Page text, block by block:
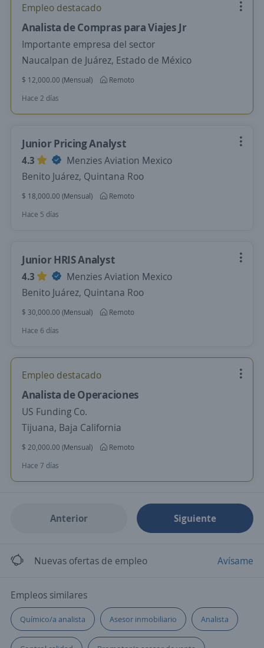
Empleo destacado
Analista de Compras para Viajes Jr
Importante empresa del sector
Naucalpan de Juárez, Estado de México
$ 12,000.00 (Mensual)
Remoto
Hace 2 días
Junior Pricing Analyst
4.3
Menzies Aviation Mexico
Benito Juárez, Quintana Roo
$ 18,000.00 (Mensual)
Remoto
Hace 5 días
Junior HRIS Analyst
4.3
Menzies Aviation Mexico
Benito Juárez, Quintana Roo
$ 30,000.00 (Mensual)
Remoto
Hace 6 días
Empleo destacado
Analista de Operaciones
US Funding Co.
Tijuana, Baja California
$ 20,000.00 (Mensual)
Remoto
Hace 7 días
Anterior Siguiente
Nuevas ofertas de empleo Avísame
Empleos similares
Químico/a analista Asesor inmobiliario Analista